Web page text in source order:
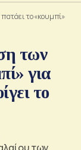
το «κουμπί»
των
για
το